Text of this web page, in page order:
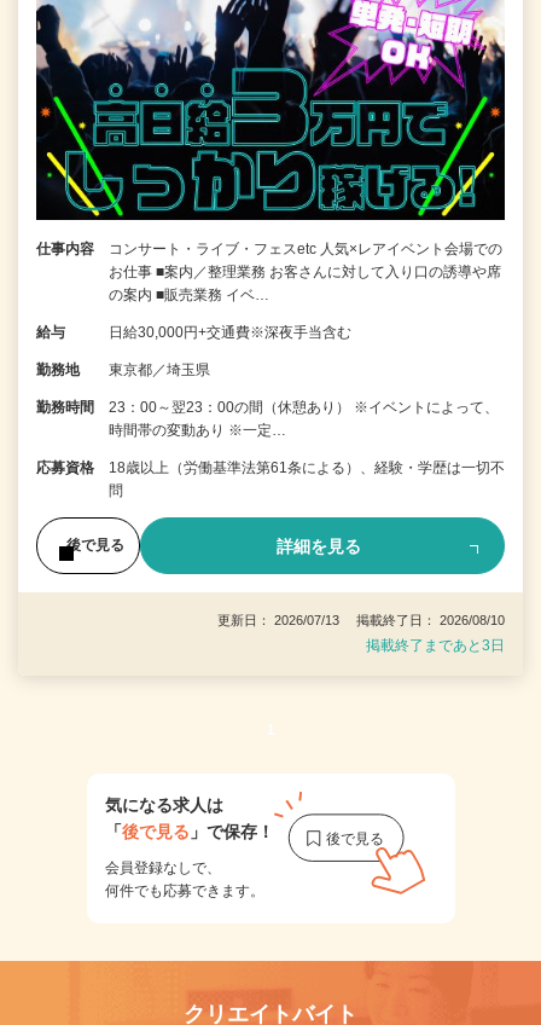
仕事内容
コンサート・ライブ・フェスetc 人気×レアイベント会場での
お仕事 ■案内／整理業務 お客さんに対して入り口の誘導や席
の案内 ■販売業務 イベ…
給与 日給30,000円+交通費※深夜手当含む
勤務地 東京都／埼玉県
勤務時間
23：00～翌23：00の間（休憩あり） ※イベントによって、
時間帯の変動あり ※一定…
応募資格
18歳以上（労働基準法第61条による）、経験・学歴は一切不
問
後で見る 詳細を見る
更新日： 2026/07/13 掲載終了日： 2026/08/10
掲載終了まであと3日
1
気になる求人は
「後で見る 」で保存！
会員登録なしで、
何件でも応募できます。
クリエイトバイト